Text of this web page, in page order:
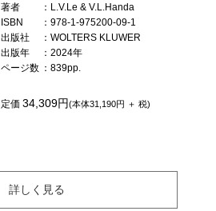
著者
：L.V.Le & V.L.Handa
ISBN
：978-1-975200-09-1
出版社
：WOLTERS KLUWER
出版年
：2024年
ページ数 ：839pp.
定価34,309円(本体31,190円 ＋ 税)
詳しく見る